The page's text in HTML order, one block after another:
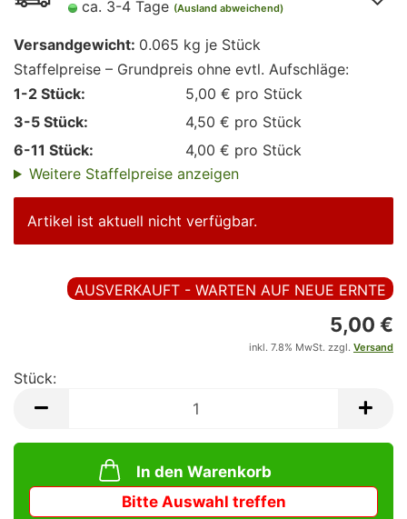
ca. 3-4 Tage (Ausland abweichend)
Versandgewicht: 0.065 kg je Stück
Staffelpreise – Grundpreis ohne evtl. Aufschläge:
1-2 Stück:
5,00 € pro Stück
3-5 Stück:
4,50 € pro Stück
6-11 Stück:
4,00 € pro Stück
Weitere Staffelpreise anzeigen
Artikel ist aktuell nicht verfügbar.
AUSVERKAUFT - WARTEN AUF NEUE ERNTE
5,00 €
inkl. 7.8% MwSt. zzgl. Versand
Stück:
In den Warenkorb